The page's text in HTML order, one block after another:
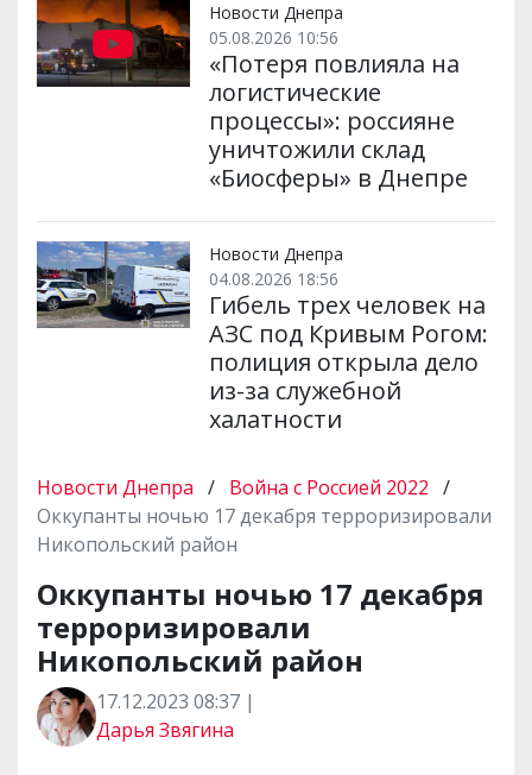
Новости Днепра
05.08.2026 10:56
«Потеря повлияла на
логистические
процессы»: россияне
уничтожили склад
«Биосферы» в Днепре
Новости Днепра
04.08.2026 18:56
Гибель трех человек на
АЗС под Кривым Рогом:
полиция открыла дело
из-за служебной
халатности
Новости Днепра / Война с Россией 2022 /
Оккупанты ночью 17 декабря терроризировали
Никопольский район
Оккупанты ночью 17 декабря
терроризировали
Никопольский район
17.12.2023 08:37 |
Дарья Звягина